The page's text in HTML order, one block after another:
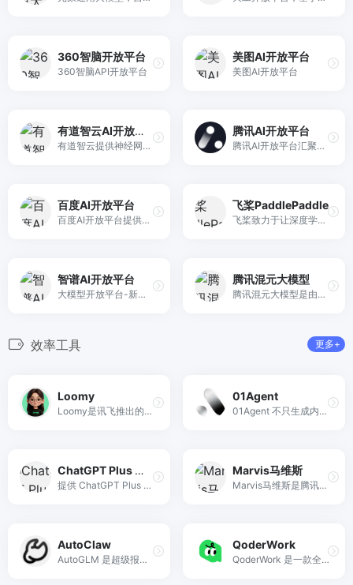
360智脑开放平台
360智脑API开放平台
美图AI开放平台
美图AI开放平台
有道智云AI开放平台
有道智云提供神经网络翻译、文字识别OCR服务以及行业解决方案，具备在线/离线翻译、在线OCR识别功能。
腾讯AI开放平台
腾讯AI开放平台汇聚顶尖技术，专业人才和行业资源，依托腾讯AI Lab、腾讯云、优图实验室及合作伙伴强大的AI技术能力，升级锻造创业项目。通过腾讯品牌、创投和流量广告等资源，为AI技术及产品找到更多的应用场景，实现产品从打造到引爆的全过程。
百度AI开放平台
百度AI开放平台提供全球领先的语音、图像、NLP等多项人工智能技术，开放对话式人工智能系统、智能驾驶系统两大行业生态，共享AI领域最新的应用场景和解决方案，帮您提升竞争力，开创未来。
飞桨PaddlePaddle
飞桨致力于让深度学习技术的创新与应用更简单。具有以下特点：同时支持动态图和静态图，兼顾灵活性和效率；精选应用效果最佳算法模型并提供官方支持；真正源于产业实践，提供业界最强的超大规模并行深度学习能力；推理引擎一体化设计，提供训练到多端推理的无缝对接；唯一提供系统化技术服务与支持的深度学习平台
智谱AI开放平台
大模型开放平台-新一代国产自主通用AI开放平台，以最前沿人工智能技术-“智谱”超大规模预训练模型为核心技术，致力于将产品技术与行业场景双轮驱动的中国最先进的认知智能技术和千行百业应用相结合，构建更高精度、高效率、通用化的AI开发新模式，实现智谱大模型的产业化，将AI的好处带给每个人。
腾讯混元大模型
腾讯混元大模型是由腾讯研发的大语言模型，具备跨领域知识和自然语言理解能力，实现基于人机自然语言对话的方式，理解用户指令并执行任务，帮助用户实现人获取信息，知识和灵感。
效率工具 更多+
Loomy
Loomy是讯飞推出的的桌面级AI智能助理，兼容Openclaw技能，安装即用，适用于自媒体运营、远程办公、日程管理、文件整理、电商运营等场景，让你工作更轻松。
01Agent
01Agent 不只生成内容，更帮你完成交付。与 AI 协作完成文章、图文、海报、PPT、报告和详情页，从需求到创作、编辑、排版与导出，交付可继续修改的内容成稿。
ChatGPT Plus 开通
提供 ChatGPT Plus 开通、升级、订阅、代充值服务，20 美元套餐开通仅需 148 元，支持支付宝。包含购买Plus服务、GPT充值网站使用方法。
Marvis马维斯
Marvis马维斯是腾讯最新推出的操作系统层级AI助手——真正理解你的每一份文件，使用deepseek v4、混元hunyuan3/hy3等最新模型。支持本地文档与图片AI搜索，APK与EXE应用一句话调用，跨PC、手机、微信多端在线。自然语言控制电脑设置，支持本地大模型隐私模式（机器学习驱动），敏感文件不上云。安全又强大，是一款全能AI工具，做你的全端私人AI助手。
AutoClaw
AutoGLM 是超级报告助手，依托深度搜索与专业网站抓取快速获取高质量信息，自动生成结构化研究报告，并一键产出 PPT、网页等成果。同时支持 Agent 网页自动操作、视频总结与代码执行等能力，让调研到交付全流程更高效。
QoderWork
QoderWork 是一款全能型桌面 AI 智能体助理，支持通过自然语言指令自动处理本地文件、网页调研、生成文档及视觉素材，实现从需求描述到成品交付的全流程自动化。